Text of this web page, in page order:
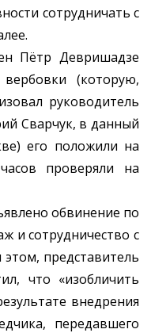
сотрудничать с
Девришадзе
(которую,
руководитель
Сварчук, в данный
его положили на
проверяли на
обвинение по
и сотрудничество с
представитель
что «изобличить
внедрения
передавшего